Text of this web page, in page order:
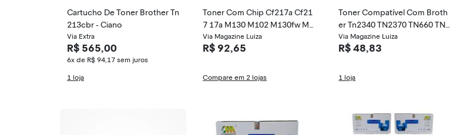
Cartucho De Toner Brother Tn
213cbr - Ciano
Via Extra
R$ 565,00
6x de R$ 94,17 sem juros
1 loja
Toner Com Chip Cf217a Cf21
7 17a M130 M102 M130fw M1
30a
Via Magazine Luiza
R$ 92,65
Compare em 2 lojas
Toner Compatível Com Broth
er Tn2340 TN2370 TN660 TN6
30
Via Magazine Luiza
R$ 48,83
1 loja